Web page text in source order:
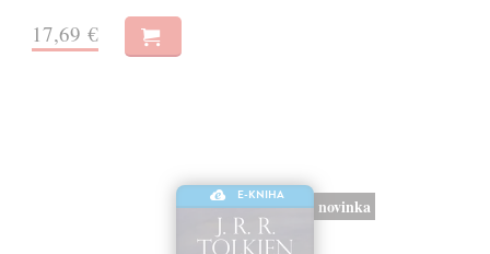
17,69 €
E-KNIHA
novinka